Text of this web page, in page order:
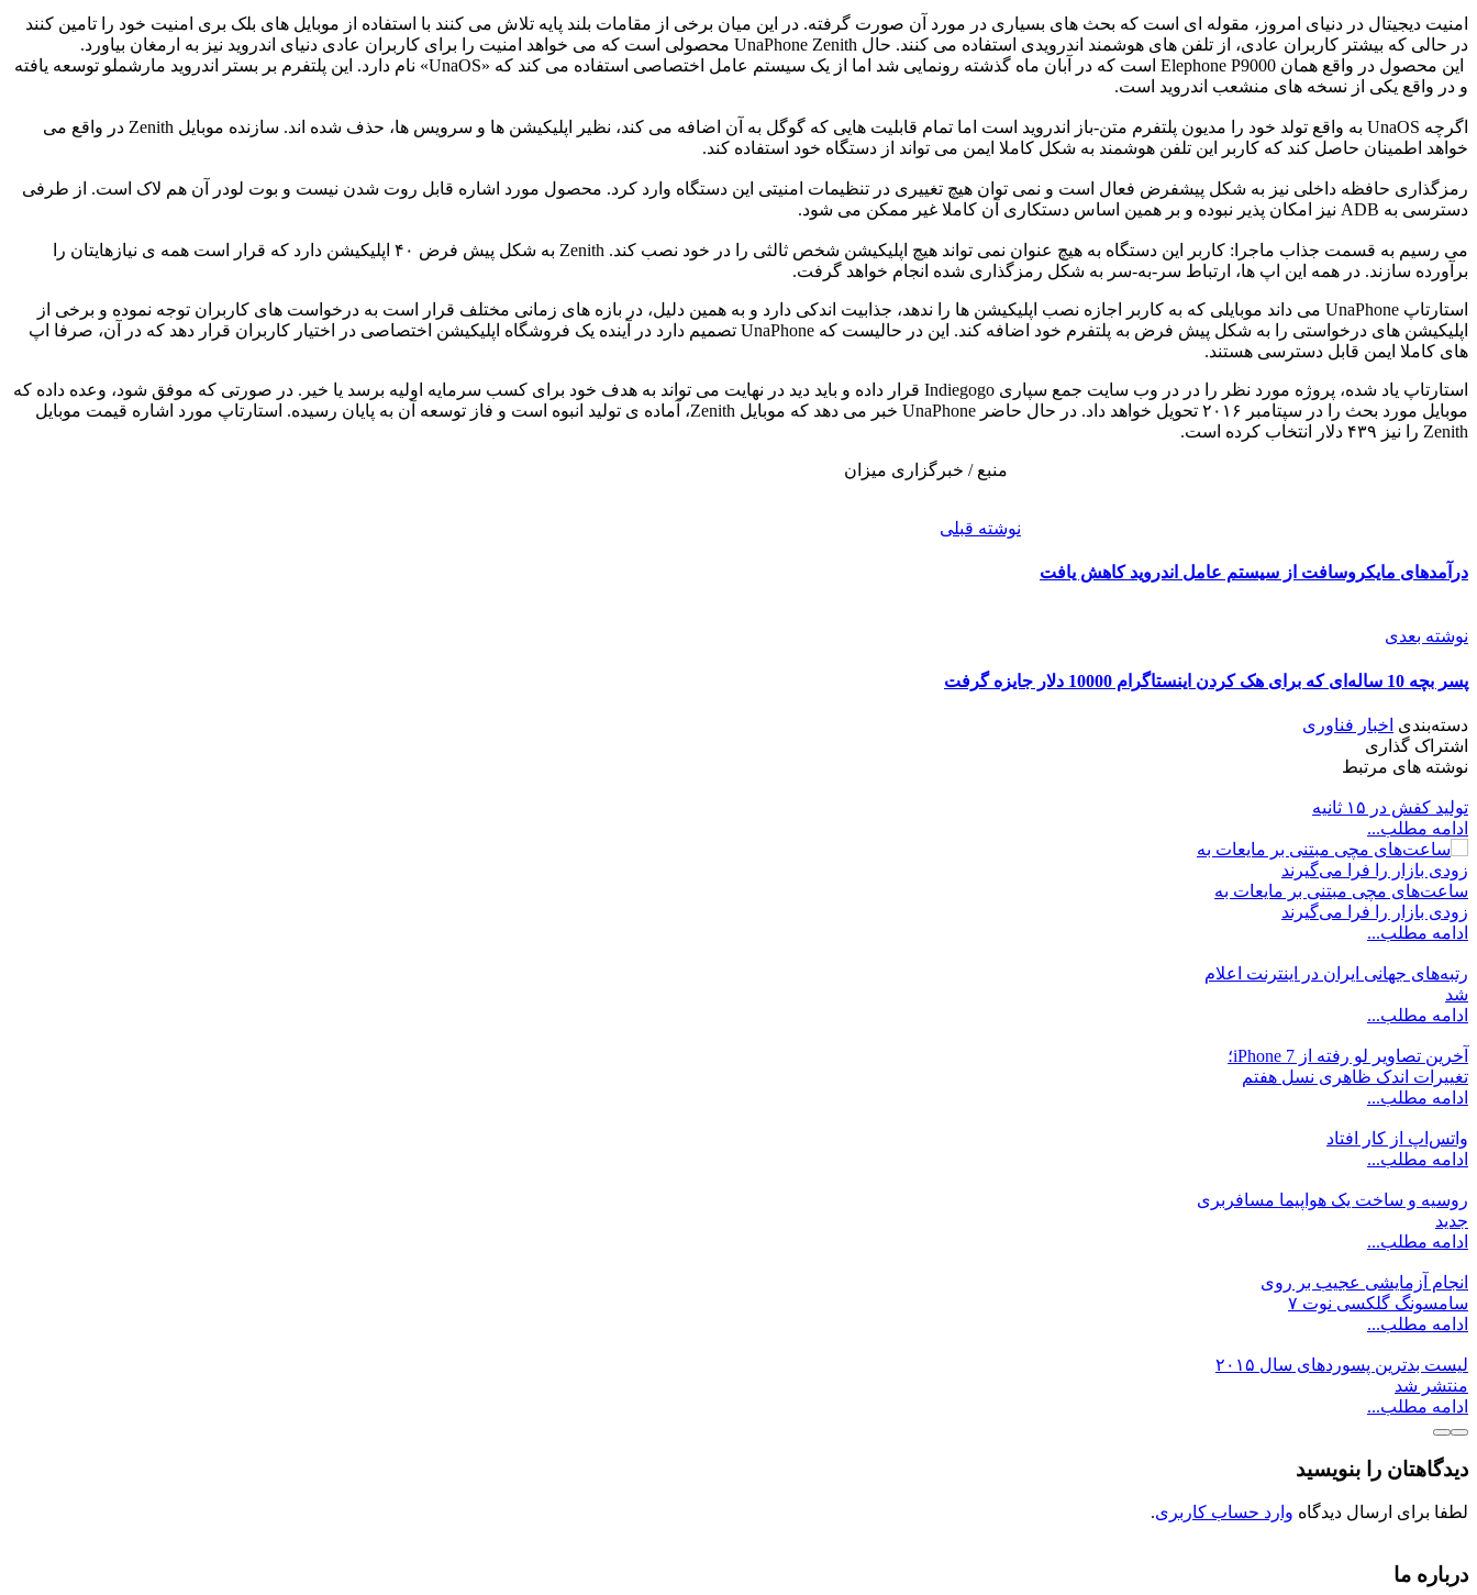
امنیت دیجیتال در دنیای امروز، مقوله ای است که بحث های بسیاری در مورد آن صورت گرفته. در این میان برخی از مقامات بلند پایه تلاش می کنند با استفاده از موبایل های بلک بری امنیت خود را تامین کنند
در حالی که بیشتر کاربران عادی، از تلفن های هوشمند اندرویدی استفاده می کنند. حال UnaPhone Zenith محصولی است که می خواهد امنیت را برای کاربران عادی دنیای اندروید نیز به ارمغان بیاورد.
این محصول در واقع همان Elephone P9000 است که در آبان ماه گذشته رونمایی شد اما از یک سیستم عامل اختصاصی استفاده می کند که «UnaOS» نام دارد. این پلتفرم بر بستر اندروید مارشملو توسعه یافته
و در واقع یکی از نسخه های منشعب اندروید است.
اگرچه UnaOS به واقع تولد خود را مدیون پلتفرم متن-باز اندروید است اما تمام قابلیت هایی که گوگل به آن اضافه می کند، نظیر اپلیکیشن ها و سرویس ها، حذف شده اند. سازنده موبایل Zenith در واقع می
خواهد اطمینان حاصل کند که کاربر این تلفن هوشمند به شکل کاملا ایمن می تواند از دستگاه خود استفاده کند.
رمزگذاری حافظه داخلی نیز به شکل پیشفرض فعال است و نمی توان هیچ تغییری در تنظیمات امنیتی این دستگاه وارد کرد. محصول مورد اشاره قابل روت شدن نیست و بوت لودر آن هم لاک است. از طرفی
دسترسی به ADB نیز امکان پذیر نبوده و بر همین اساس دستکاری آن کاملا غیر ممکن می شود.
می رسیم به قسمت جذاب ماجرا: کاربر این دستگاه به هیچ عنوان نمی تواند هیچ اپلیکیشن شخص ثالثی را در خود نصب کند. Zenith به شکل پیش فرض ۴۰ اپلیکیشن دارد که قرار است همه ی نیازهایتان را
برآورده سازند. در همه این اپ ها، ارتباط سر-به-سر به شکل رمزگذاری شده انجام خواهد گرفت.
استارتاپ UnaPhone می داند موبایلی که به کاربر اجازه نصب اپلیکیشن ها را ندهد، جذابیت اندکی دارد و به همین دلیل، در بازه های زمانی مختلف قرار است به درخواست های کاربران توجه نموده و برخی از
اپلیکیشن های درخواستی را به شکل پیش فرض به پلتفرم خود اضافه کند. این در حالیست که UnaPhone تصمیم دارد در آینده یک فروشگاه اپلیکیشن اختصاصی در اختیار کاربران قرار دهد که در آن، صرفا اپ
های کاملا ایمن قابل دسترسی هستند.
استارتاپ یاد شده، پروژه مورد نظر را در در وب سایت جمع سپاری Indiegogo قرار داده و باید دید در نهایت می تواند به هدف خود برای کسب سرمایه اولیه برسد یا خیر. در صورتی که موفق شود، وعده داده که
موبایل مورد بحث را در سپتامبر ۲۰۱۶ تحویل خواهد داد. در حال حاضر UnaPhone خبر می دهد که موبایل Zenith، آماده ی تولید انبوه است و فاز توسعه آن به پایان رسیده. استارتاپ مورد اشاره قیمت موبایل
Zenith را نیز ۴۳۹ دلار انتخاب کرده است.
منبع / خبرگزاری میزان
نوشته قبلی
درآمدهای مایکروسافت از سیستم عامل اندروید کاهش یافت
نوشته بعدی
پسر بچه 10 ساله‌ای که برای هک کردن اینستاگرام 10000 دلار جایزه گرفت
دسته‌بندی اخبار فناوری
اشتراک گذاری
نوشته های مرتبط
تولید کفش در ۱۵ ثانیه
ادامه مطلب...
ساعت‌های مچی مبتنی بر مایعات به
زودی بازار را فرا می‌گیرند
ادامه مطلب...
رتبه‌های جهانی ایران در اینترنت اعلام
شد
ادامه مطلب...
آخرین تصاویر لو رفته از iPhone 7؛
تغییرات اندک ظاهری نسل هفتم
ادامه مطلب...
واتس‌اپ از کار افتاد
ادامه مطلب...
روسیه و ساخت یک هواپیما مسافربری
جدید
ادامه مطلب...
انجام آزمایشی عجیب بر روی
سامسونگ گلکسی نوت ۷
ادامه مطلب...
لیست بدترین پسوردهای سال ۲۰۱۵
منتشر شد
ادامه مطلب...
دیدگاهتان را بنویسید
لطفا برای ارسال دیدگاه وارد حساب کاربری.
درباره ما